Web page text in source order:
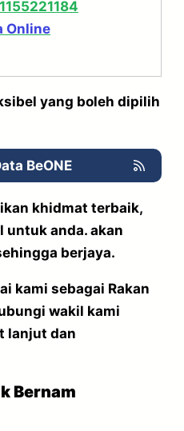
Online
yang boleh dipilih
BeONE
khidmat terbaik,
untuk anda. akan
berjaya.
kami sebagai Rakan
wakil kami
lanjut dan
Bernam